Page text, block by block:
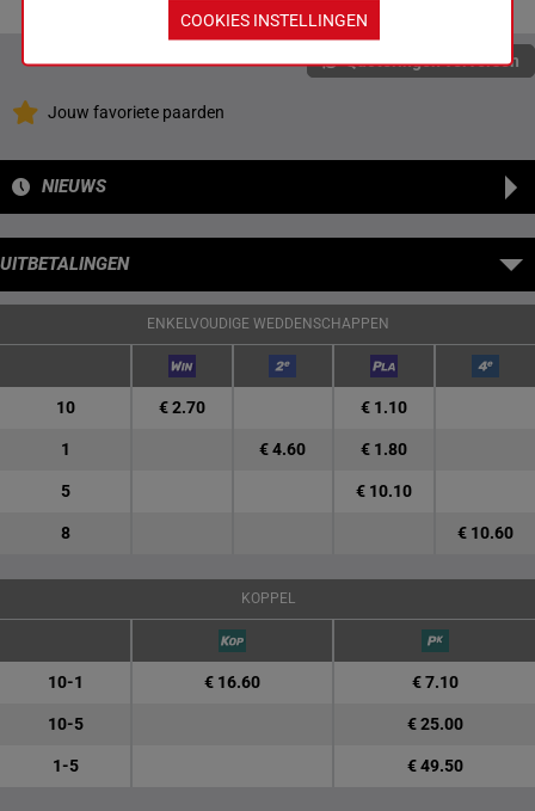
Quoteringen verversen
Jouw favoriete paarden
NIEUWS
UITBETALINGEN
ENKELVOUDIGE WEDDENSCHAPPEN
10 € 2.70 € 1.10
1 € 4.60 € 1.80
5 € 10.10
8 € 10.60
KOPPEL
10-1 € 16.60 € 7.10
10-5 € 25.00
1-5 € 49.50
COOKIES INSTELLINGEN